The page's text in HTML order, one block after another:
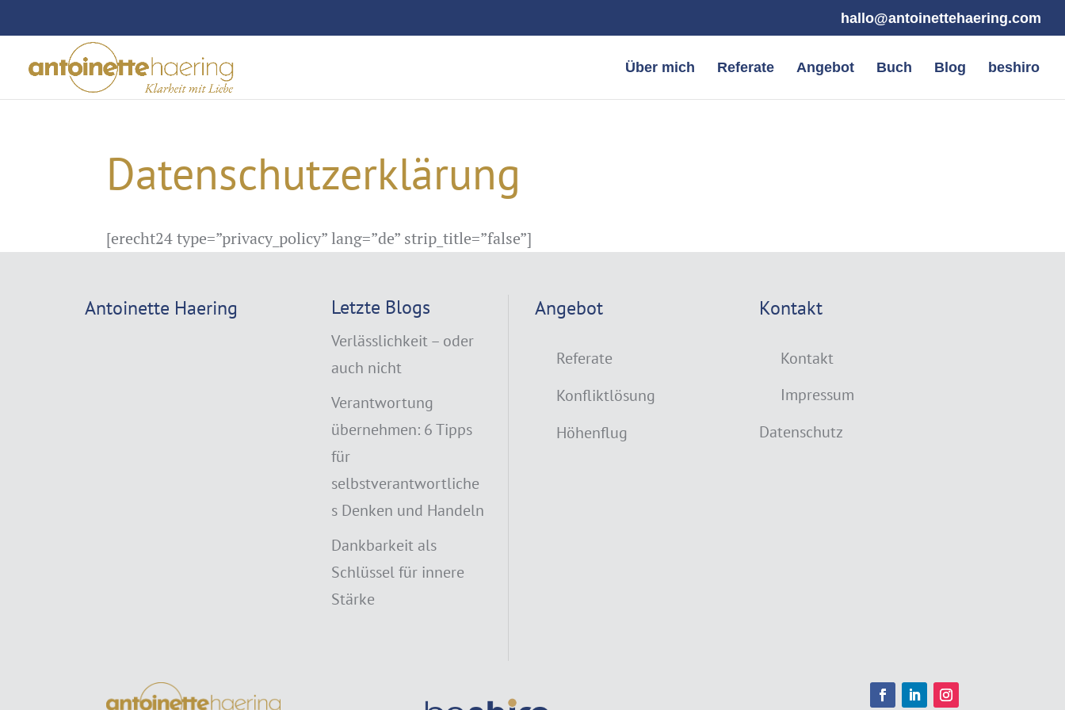
hallo@antoinettehaering.com
Über mich Referate Angebot Buch Blog beshiro
Datenschutzerklärung
[erecht24 type=”privacy_policy” lang=”de” strip_title=”false”]
Antoinette Haering Letzte Blogs
Verlässlichkeit – oder
auch nicht
Verantwortung
übernehmen: 6 Tipps
für
selbstverantwortliche
s Denken und Handeln
Dankbarkeit als
Schlüssel für innere
Stärke
Angebot
Referate
Konfliktlösung
Höhenflug
Kontakt
Kontakt
Impressum
Datenschutz